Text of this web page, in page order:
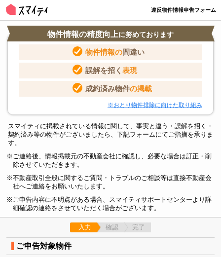
違反物件情報申告フォーム
物件情報の精度向上に努めております
物件情報の間違い
誤解を招く 表現
成約済み物件の掲載
※おとり物件排除に向けた取り組み
スマイティに掲載されている情報に関して、事実と違う・誤解を招く・
契約済み等の物件がございましたら、下記フォームにてご指摘を承りま
す。
ご連絡後、情報掲載元の不動産会社に確認し、必要な場合は訂正・削
除させていただきます。
不動産取引全般に関するご質問・トラブルのご相談等は直接不動産会
社へご連絡をお願いいたします。
ご申告内容に不明点がある場合、スマイティサポートセンターより詳
細確認の連絡をさせていただく場合がございます。
入力 確認 完了
ご申告対象物件